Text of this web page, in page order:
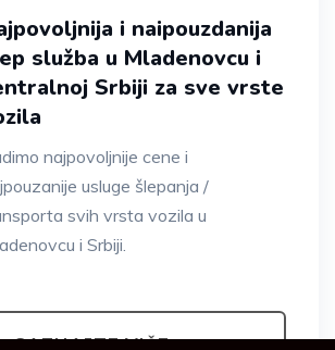
i naipouzdanija
služba u Mladenovcu i
Srbiji za sve vrste
najpovoljnije cene i
usluge šlepanja /
svih vrsta vozila u
i Srbiji.
SAZNAJTE VIŠE